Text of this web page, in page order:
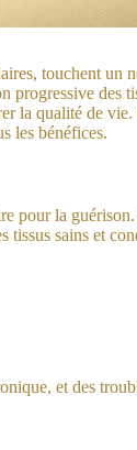
touchent un
la qualité de
les bénéfices.
pour la
sains et
et des